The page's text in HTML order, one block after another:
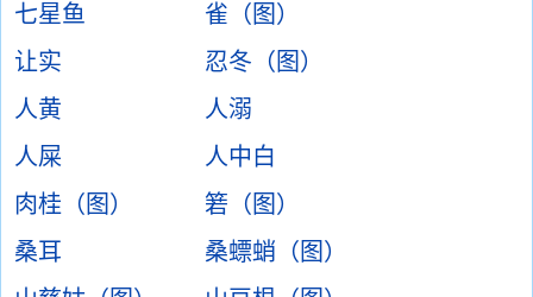
七星鱼
雀（图）
让实
忍冬（图）
人黄
人溺
人屎
人中白
肉桂（图）
箬（图）
桑耳
桑螵蛸（图）